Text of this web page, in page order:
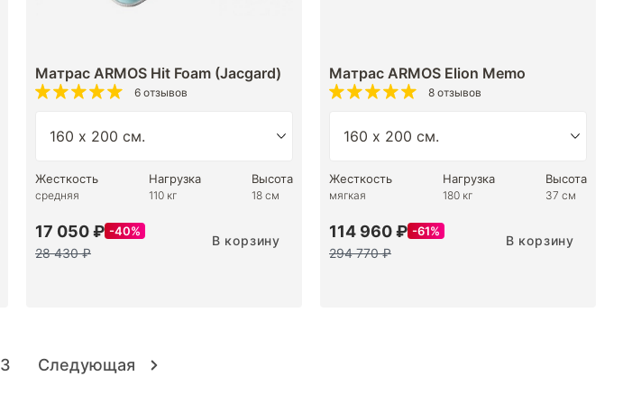
Матрас ARMOS Hit Foam (Jacgard)
6 отзывов
Жесткость
средняя
Нагрузка
110 кг
Высота
18 см
17 050 ₽ 40%
28 430 ₽
В корзину
Матрас ARMOS Elion Memo
8 отзывов
Жесткость
мягкая
Нагрузка
180 кг
Высота
37 см
114 960 ₽ 61%
294 770 ₽
В корзину
3 Следующая